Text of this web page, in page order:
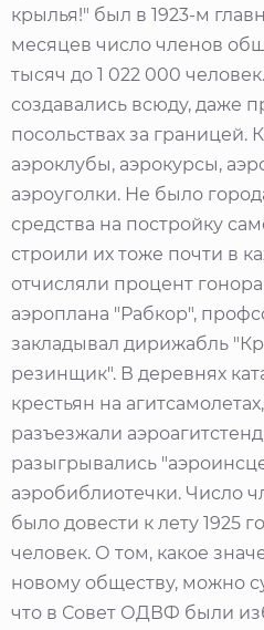
крылья!" был в 1923-м
месяцев число членов
тысяч до 1 022 000
создавались всюду, даже
посольствах за границей.
аэроклубы, аэрокурсы,
аэроуголки. Не было
средства на постройку
строили их тоже почти в
отчисляли процент
аэроплана "Рабкор",
закладывал дирижабль
резинщик". В деревнях
крестьян на
разъезжали
разыгрывались
аэробиблиотечки. Число
было довести к лету 1925
человек. О том, какое
новому обществу, можно
что в Совет ОДВФ были